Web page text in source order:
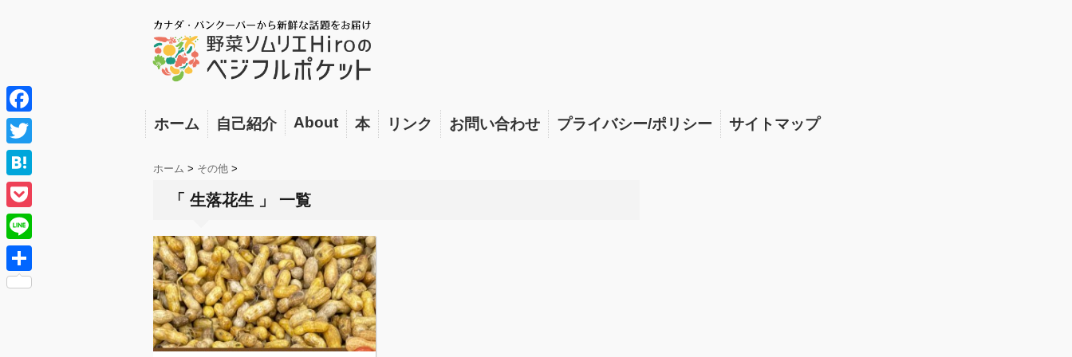
ホーム 自己紹介 About 本 リンク お問い合わせ プライバシー/ポリシー サイトマップ
ホーム > その他 >
「 生落花生 」 一覧
F
a
c
e
b
o
o
T
w
i
e
H
a
t
e
n
P
o
c
L
i共